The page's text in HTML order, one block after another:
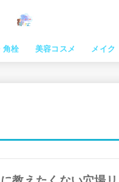
角栓 美容コスメ メイク